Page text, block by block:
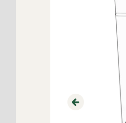
Previous